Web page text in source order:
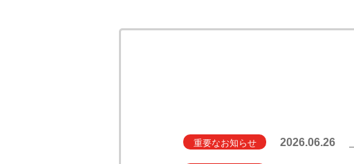
重要なお知らせ 2026.06.26